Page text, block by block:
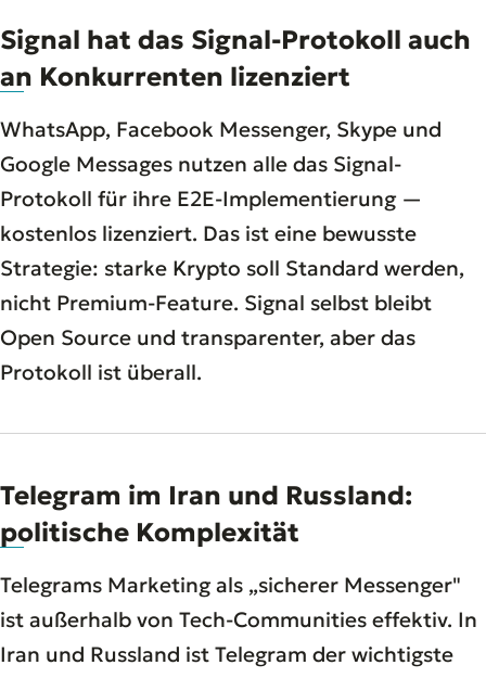
Signal hat das Signal-Protokoll auch
an Konkurrenten lizenziert
WhatsApp, Facebook Messenger, Skype und
Google Messages nutzen alle das Signal-
Protokoll für ihre E2E-Implementierung —
kostenlos lizenziert. Das ist eine bewusste
Strategie: starke Krypto soll Standard werden,
nicht Premium-Feature. Signal selbst bleibt
Open Source und transparenter, aber das
Protokoll ist überall.
Telegram im Iran und Russland:
politische Komplexität
Telegrams Marketing als „sicherer Messenger"
ist außerhalb von Tech-Communities effektiv. In
Iran und Russland ist Telegram der wichtigste